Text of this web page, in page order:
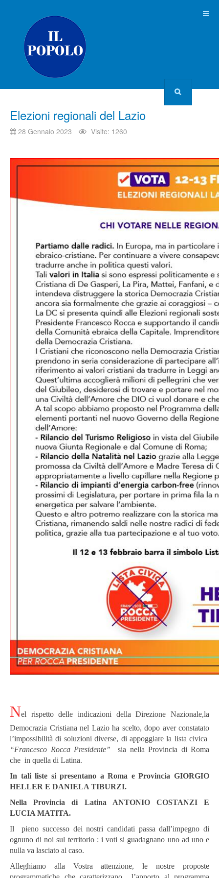
Elezioni regionali del Lazio
28 Gennaio 2023 Visite: 1260
Nel rispetto delle indicazioni della Direzione Nazionale,la
Democrazia Cristiana nel Lazio ha scelto, dopo aver constatato
l’impossibilità di soluzioni diverse, di appoggiare la lista civica
“Francesco Rocca Presidente” sia nella Provincia di Roma
che in quella di Latina.
In tali liste si presentano a Roma e Provincia GIORGIO
HELLER E DANIELA TIBURZI.
Nella Provincia di Latina ANTONIO COSTANZI E
LUCIA MATITA.
Il pieno successo dei nostri candidati passa dall’impegno di
ognuno di noi sul territorio : i voti si guadagnano uno ad uno e
nulla va lasciato al caso.
Alleghiamo alla Vostra attenzione, le nostre proposte